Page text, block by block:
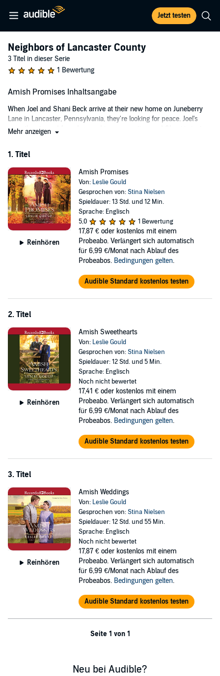
Jetzt testen
Neighbors of Lancaster County
3 Titel in dieser Serie
1 Bewertung
Amish Promises Inhaltsangabe
When Joel and Shani Beck arrive at their new home on Juneberry
Lane in Lancaster, Pennsylvania, they're looking for peace. Joel's
recently returned from Iraq and is recuperating, and Shani is just
to a rocky start when their son accidently hurts Simon, one of the
Lehman boys.
Timothy Lehman, a widower, is the family patriarch and demands
the Beck boy work in Simon's place. Tensions escalate, but Shani
can't help but be drawn to Eve Lehman, Timothy's sister, who runs
the household. The two begin to form a strong friendship forged on
faith and family, and things seem like they've quieted down - until
Joel's single and handsome army friend, Charlie, catches Eve's eye.
Suddenly life for both families becomes more complicated than any
of them could have ever imagined.
Mehr anzeigen
1. Titel
Reinhören
Amish Promises
Von: Leslie Gould
Gesprochen von:Stina Nielsen
Spieldauer: 13 Std. und 12 Min.
Sprache: Englisch
5,0
1 Bewertung
17,87 € oder kostenlos mit einem
Probeabo. Verlängert sich automatisch
für 6,99 €/Monat nach Ablauf des
Probeabos. Bedingungen gelten.
Audible Standard kostenlos testen
2. Titel
Reinhören
Amish Sweethearts
Von: Leslie Gould
Gesprochen von:Stina Nielsen
Spieldauer: 12 Std. und 5 Min.
Sprache: Englisch
Noch nicht bewertet
17,41 € oder kostenlos mit einem
Probeabo. Verlängert sich automatisch
für 6,99 €/Monat nach Ablauf des
Probeabos. Bedingungen gelten.
Audible Standard kostenlos testen
3. Titel
Reinhören
Amish Weddings
Von: Leslie Gould
Gesprochen von:Stina Nielsen
Spieldauer: 12 Std. und 55 Min.
Sprache: Englisch
Noch nicht bewertet
17,87 € oder kostenlos mit einem
Probeabo. Verlängert sich automatisch
für 6,99 €/Monat nach Ablauf des
Probeabos. Bedingungen gelten.
Audible Standard kostenlos testen
Seite 1 von 1
Neu bei Audible?